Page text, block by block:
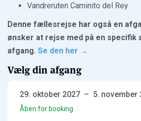
Vandreruten Caminito del Rey
Denne fællesrejse har også en
ønsker at rejse med på en specifik
afgang. Se den her →
Vælg din afgang
29. oktober 2027 – 5. november
Åben for booking